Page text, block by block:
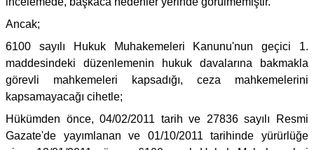
Ancak;
6100 sayılı Hukuk Muhakemeleri Kanunu'nun geçici 1.
maddesindeki düzenlemenin hukuk davalarına bakmakla
görevli mahkemeleri kapsadığı, ceza mahkemelerini
kapsamayacağı cihetle;
Hükümden önce, 04/02/2011 tarih ve 27836 sayılı Resmi
Gazate'de yayımlanan ve 01/10/2011 tarihinde yürürlüğe